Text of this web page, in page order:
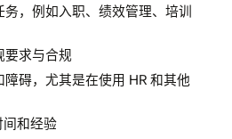
，例如入职、绩效管理、培训
要求与合规
碍，尤其是在使用 HR 和其他
间和经验